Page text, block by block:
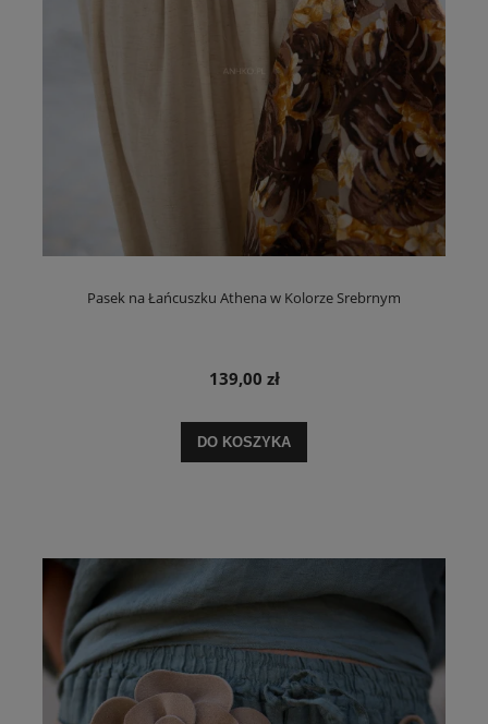
Pasek na Łańcuszku Athena w Kolorze Srebrnym
139,00 zł
DO KOSZYKA